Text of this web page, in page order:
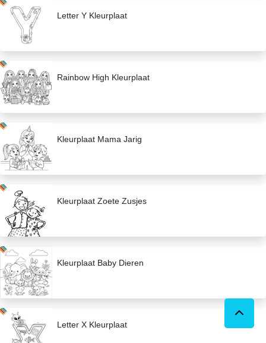
Letter Y Kleurplaat
Rainbow High Kleurplaat
Kleurplaat Mama Jarig
Kleurplaat Zoete Zusjes
Kleurplaat Baby Dieren
Letter X Kleurplaat